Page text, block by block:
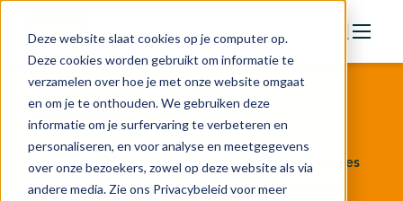
Deze website slaat cookies op je computer op.
Deze cookies worden gebruikt om informatie te
verzamelen over hoe je met onze website omgaat
en om je te onthouden. We gebruiken deze
informatie om je surfervaring te verbeteren en
personaliseren, en voor analyse en meetgegevens
over onze bezoekers, zowel op deze website als via
andere media. Zie ons Privacybeleid voor meer
Actie
Doelstellingen
Groeipaden
Actuele onderwerpen
BouwLab
BouwLab R&Do is opgericht om nieuwe innovaties
en technische mogelijkheden te onderzoeken en